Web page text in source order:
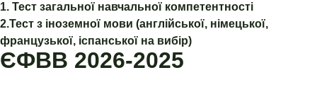
1. Тест загальної навчальної компетентності
2.Тест з іноземної мови (англійської, німецької,
французької, іспанської на вибір)
ЄФВВ 2026-2025